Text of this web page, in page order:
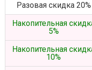
Разовая скидка 20%
Накопительная
5%
Накопительная
10%